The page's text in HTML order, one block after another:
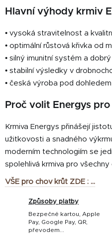
Hlavní výhody krmiv
• vysoká stravitelnost a
• optimální růstová křivka od
• silný imunitní systém a
• stabilní výsledky v
• česká výroba pod
Proč volit Energys
Krmiva Energys přinášejí
užitkovosti a snadného
moderním technologiím se
spolehlivá krmiva pro
VŠE pro chov krůt ZDE : ...
Způsoby platby
Bezpečné kartou, Apple
Pay, Google Pay, QR,
převodem...